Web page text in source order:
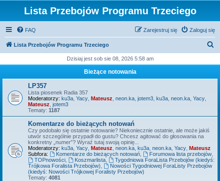
Lista Przebojów Programu Trzeciego
FAQ Zaloguj się
Zarejestruj się
Lista Przebojów Programu Trzeciego
k
Dzisiaj jest sob sie 08, 2026 5:58 am
Bieżące notowania
LP357
Lista piosenek Radia 357
Moderatorzy: ku3a Yacy Mateusz neon.ka jotem3 ku3a neon.ka Yacy
Mateusz jotem3
Tematy: 1187
Komentarze do bieżących notowań
Czy podobało się ostatnie notowanie? Niekoniecznie ostatnie, ale może jakiś
utwór szczególnie przypadł do gustu? Chcesz agitować do głosowania na
konkretny „numer”? Wyraź tutaj swoją opinię...
Moderatorzy: ku3a Yacy Mateusz neon.ka ku3a neon.ka Yacy Mateusz
Subfora:
Komentarze do bieżących notowań, Forumowa lista przebojów,
TOPnowości, Koszmarlista,
Tygodniowa ForaLista Przebojów (kiedyś:
Trójkowa Foralista Przebojów)
Nowości Tygodniowej ForaListy Przebojów
(kiedyś: Nowości Trójkowej Foralisty Przebojów)
Tematy: 4081